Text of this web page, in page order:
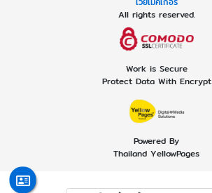
All rights reserved.
Work is Secure
Protect Data With Encrypt
Powered By
Thailand YellowPages